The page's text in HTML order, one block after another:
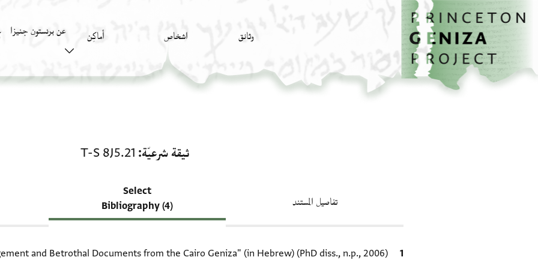
تخطي إلى المحتوى الرئيسي
الصفحة الرئيسية
وثائق اشخاص أَماكِن عن برنستون جنيزا
ثيقة شرعيّة T-S 8J5.21
تفاصيل المستند
Select
Bibliography (4)
الاقتباس المرجعي
and Betrothal Documents from the Cairo Geniza‎" (in Hebrew) (PhD diss., n.p., 2006).